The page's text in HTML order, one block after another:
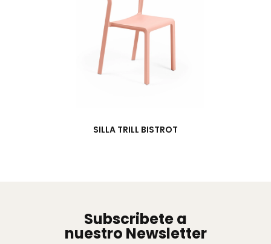
SILLA TRILL BISTROT
Subscribete a
nuestro Newsletter